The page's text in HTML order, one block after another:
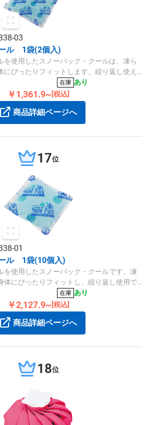
03
ル 1袋(2個入)
を使用したスノーパック・クールは、凍ら
にぴったりフィットします。繰り返し使え
在庫 あり
￥1,361.9~ [税込]
商品詳細ページへ
17位
01
ル 1袋(10個入)
を使用したスノーパック・クールです。凍
体にぴったりフィットし、繰り返し使用で
在庫 あり
￥2,127.9~ [税込]
商品詳細ページへ
18位